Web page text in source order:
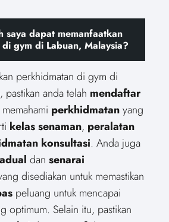
saya dapat memanfaatkan
gym di Labuan, Malaysia?
perkhidmatan di gym di
pastikan anda telah mendaftar
perkhidmatanyang
kelas senaman, peralatan
konsultasi. Anda juga
dan senarai
disediakan untuk memastikan
peluang untuk mencapai
optimum. Selain itu, pastikan